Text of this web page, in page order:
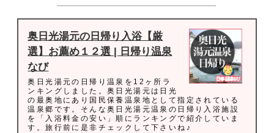
奥日光湯元の日帰り入浴【厳
選】お薦め１２選 | 日帰り温泉
なび
奥日光湯元の日帰り温泉を12ヶ所ラ
ンキングしました。奥日光湯元は日光
の最奥地にあり国民保養温泉地として指定されている
温泉郷です。そんな奥日光湯元温泉の日帰り入浴施設
を「入浴料金の安い」順にランキングで紹介していま
す。旅行前に是非チェックして下さいね♪